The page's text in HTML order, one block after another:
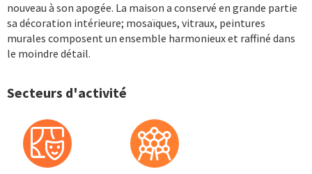
nouveau à son apogée. La maison a conservé en grande partie
sa décoration intérieure; mosaïques, vitraux, peintures
murales composent un ensemble harmonieux et raffiné dans
le moindre détail.
Secteurs d'activité